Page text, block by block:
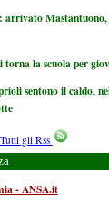
arrivato
torna la scuola per
sentono il caldo,
gli Rss
- ANSA.it